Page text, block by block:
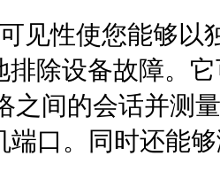
见性使您能够以
排除设备故障。
之间的会话并测
口。同时还能